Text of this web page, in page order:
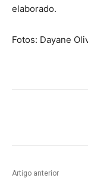
elaborado.
Fotos: Dayane
Artigo anterior